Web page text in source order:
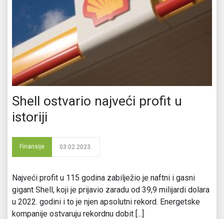
Shell ostvario najveći profit u
istoriji
Finansije 03.02.2023.
Najveći profit u 115 godina zabilježio je naftni i gasni
gigant Shell, koji je prijavio zaradu od 39,9 milijardi dolara
u 2022. godini i to je njen apsolutni rekord. Energetske
kompanije ostvaruju rekordnu dobit [...]